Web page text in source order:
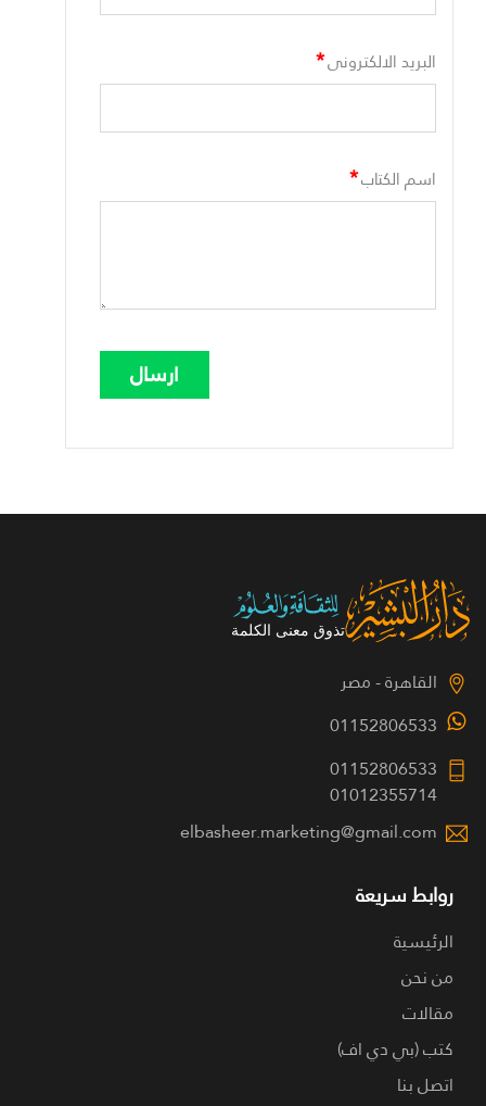
البريد الالكترونى*
اسم الكتاب*
القاهرة - مصر
01152806533
01152806533
01012355714
elbasheer.marketing@gmail.com
روابط سريعة
الرئيسية
من نحن
مقالات
كتب (بي دي اف)
اتصل بنا